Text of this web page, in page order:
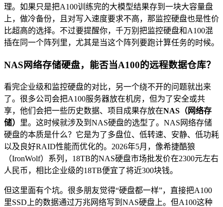
理。如果只是把A100训练完的大模型结果存到一块大容量盘
上，做冷备份，且对写入速度要求不高，那监控硬盘也是性价
比超高的选择。不过要提醒你，千万别把监控硬盘和A100混
插在同一个阵列里，尤其是当这个阵列要跑计算任务的时候。
NAS网络存储硬盘，能否当A100的远程数据仓库？
看完企业级和监控硬盘的对比，另一个绕不开的问题就出来
了。很多公司会把A100服务器放在机房，但为了安全或共
享，他们会把一些历史数据、项目成果存放在NAS（网络存
储）
里。这时候就涉及到NAS硬盘的选型了。NAS网络存储
硬盘的本质是什么？它是为了多盘位、低转速、安静、低功耗
以及良好RAID性能而优化的。2026年5月，像希捷酷狼
（IronWolf）系列，18TB的NAS硬盘市场批发价在2300元左右
人民币，相比企业级的18TB便宜了将近300块钱。
但这里面有个坑。很多朋友觉得“硬盘都一样”，直接把A100
里SSD上的数据通过万兆网络写到NAS硬盘上。但A100这种